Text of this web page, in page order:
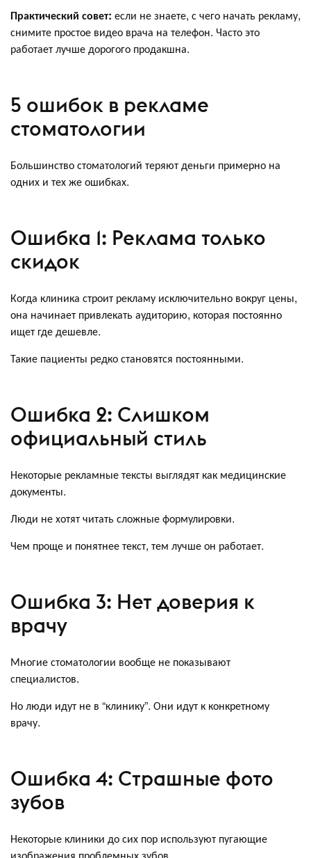
Практический совет: если не знаете, с чего начать рекламу,
снимите простое видео врача на телефон. Часто это
работает лучше дорогого продакшна.
5 ошибок в рекламе
стоматологии
Большинство стоматологий теряют деньги примерно на
одних и тех же ошибках.
Ошибка 1: Реклама только
скидок
Когда клиника строит рекламу исключительно вокруг цены,
она начинает привлекать аудиторию, которая постоянно
ищет где дешевле.
Такие пациенты редко становятся постоянными.
Ошибка 2: Слишком
официальный стиль
Некоторые рекламные тексты выглядят как медицинские
документы.
Люди не хотят читать сложные формулировки.
Чем проще и понятнее текст, тем лучше он работает.
Ошибка 3: Нет доверия к
врачу
Многие стоматологии вообще не показывают
специалистов.
Но люди идут не в “клинику”. Они идут к конкретному
врачу.
Ошибка 4: Страшные фото
зубов
Некоторые клиники до сих пор используют пугающие
изображения проблемных зубов.